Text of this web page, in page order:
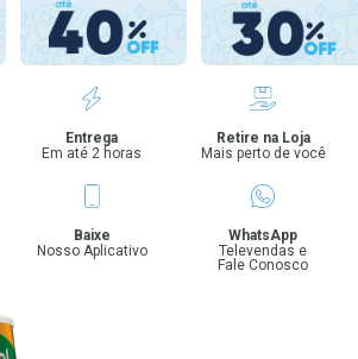
Entrega
Em até 2 horas
Retire na Loja
Mais perto de você
Baixe
Nosso Aplicativo
WhatsApp
Televendas e
Fale Conosco